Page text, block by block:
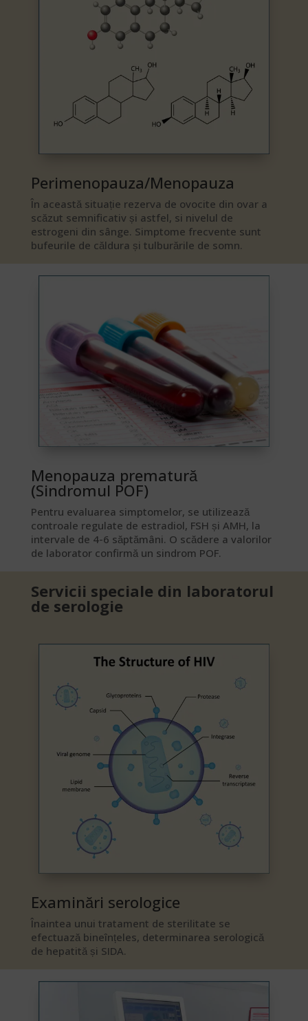
Perimenopauza/Menopauza​
În această situație rezerva de ovocite din ovar a
scăzut semnificativ și astfel, si nivelul de
estrogeni din sânge. Simptome frecvente sunt
bufeurile de căldura și tulburările de somn.
Menopauza prematură
(Sindromul POF)​
Pentru evaluarea simptomelor, se utilizează
controale regulate de estradiol, FSH și AMH, la
intervale de 4-6 săptămâni. O scădere a valorilor
de laborator confirmă un sindrom POF.
Servicii speciale din laboratorul
de serologie​
Examinări serologice​
Înaintea unui tratament de sterilitate se
efectuază bineînțeles, determinarea serologică
de hepatită și SIDA.